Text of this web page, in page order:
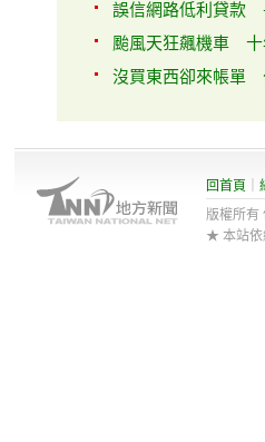
誤信網路低利貸款
颱風天狂飆機車 十
沒買東西卻來帳單
回首頁
版權所有
★ 本站依